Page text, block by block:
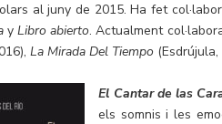
al juny de 2015. Ha fet
yLibro abierto. Actualment
La Mirada Del Tiempo
El Cantar de las
els somnis i les